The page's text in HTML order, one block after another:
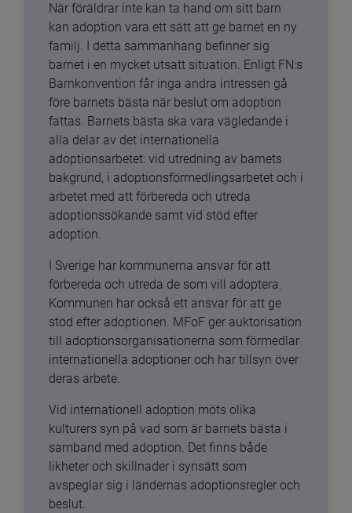
När föräldrar inte kan ta hand om sitt barn
kan adoption vara ett sätt att ge barnet en ny
familj. I detta sammanhang befinner sig
barnet i en mycket utsatt situation. Enligt FN:s
Barnkonvention får inga andra intressen gå
före barnets bästa när beslut om adoption
fattas. Barnets bästa ska vara vägledande i
alla delar av det internationella
adoptionsarbetet: vid utredning av barnets
bakgrund, i adoptionsförmedlingsarbetet och i
arbetet med att förbereda och utreda
adoptionssökande samt vid stöd efter
adoption.
I Sverige har kommunerna ansvar för att
förbereda och utreda de som vill adoptera.
Kommunen har också ett ansvar för att ge
stöd efter adoptionen. MFoF ger auktorisation
till adoptionsorganisationerna som förmedlar
internationella adoptioner och har tillsyn över
deras arbete.
Vid internationell adoption möts olika
kulturers syn på vad som är barnets bästa i
samband med adoption. Det finns både
likheter och skillnader i synsätt som
avspeglar sig i ländernas adoptionsregler och
beslut.